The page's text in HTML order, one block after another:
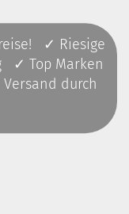
✓ Riesige
✓ Top Marken
durch